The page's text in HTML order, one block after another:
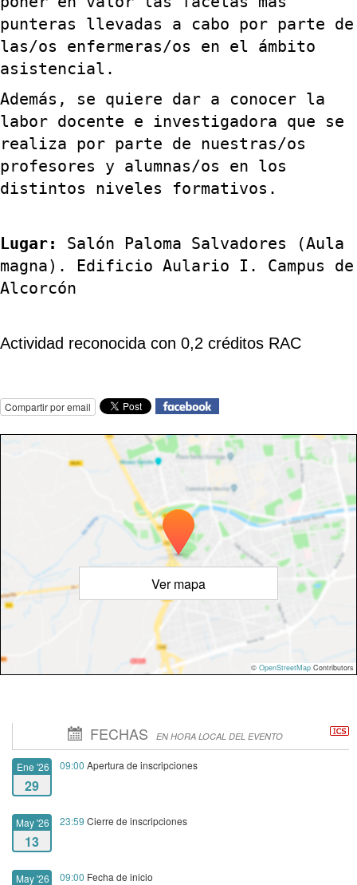
punteras llevadas a cabo por parte de
las/os enfermeras/os en el ámbito
asistencial.
Además, se quiere dar a conocer la
labor docente e investigadora que se
realiza por parte de nuestras/os
profesores y alumnas/os en los
distintos niveles formativos.
Lugar:
Salón Paloma Salvadores (Aula
magna). Edificio Aulario I. Campus de
Alcorcón
Actividad reconocida con 0,2 créditos RAC
Compartir por email
Ver mapa
© OpenStreetMap Contributors
FECHAS EN HORA LOCAL DEL EVENTO
Ene '26
29
09:00 Apertura de inscripciones
May '26
13
23:59 Cierre de inscripciones
May '26 09:00 Fecha de inicio